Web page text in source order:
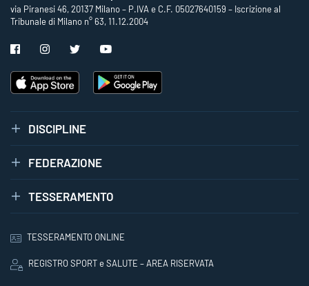
via Piranesi 46, 20137 Milano – P.IVA e C.F. 05027640159 – Iscrizione al
Tribunale di Milano n° 63, 11.12.2004
DISCIPLINE
FEDERAZIONE
TESSERAMENTO
TESSERAMENTO ONLINE
REGISTRO SPORT e SALUTE – AREA RISERVATA